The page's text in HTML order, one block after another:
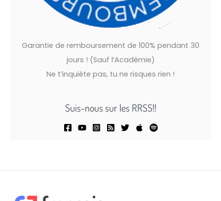
Garantie de remboursement de 100% pendant 30
jours ! (Sauf l’Académie)
Ne t’inquiète pas, tu ne risques rien !
Suis-nous sur les RRSS!!